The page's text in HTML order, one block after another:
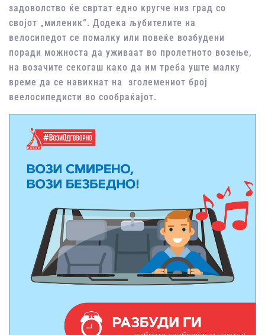
задоволство ќе свртат едно кругче низ град со
својот „миленик“. Додека љубителите на
велосипедот се помалку или повеќе возбудени
поради можноста да уживаат во пролетното возење,
на возачите секогаш како да им треба уште малку
време да се навикнат на зголемениот број
веелосипедисти во сообраќајот.